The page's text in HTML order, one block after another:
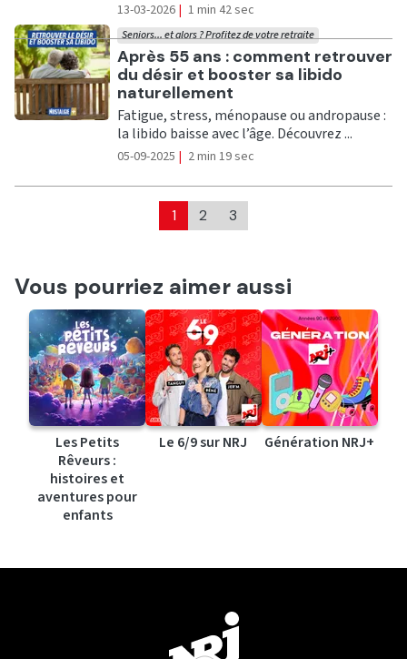
13-03-2026 | 1 min 42 sec
Ecouter
Après 55 ans : comment retrouver
du désir et booster sa libido
naturellement
Seniors... et alors ? Profitez de votre retraite
Fatigue, stress, ménopause ou andropause :
la libido baisse avec l’âge. Découvrez ...
05-09-2025 | 2 min 19 sec
1 2 3
Vous pourriez aimer aussi
Les Petits
Rêveurs :
histoires et
aventures pour
enfants
Le 6/9 sur NRJ Génération NRJ+